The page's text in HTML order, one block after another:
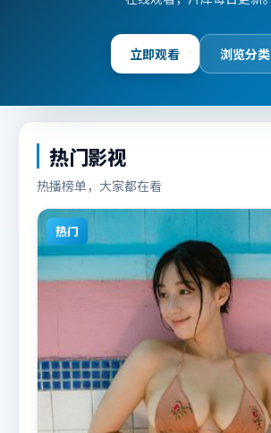
立即观看 浏览分类
热门影视
热播榜单，大家都在看
热门